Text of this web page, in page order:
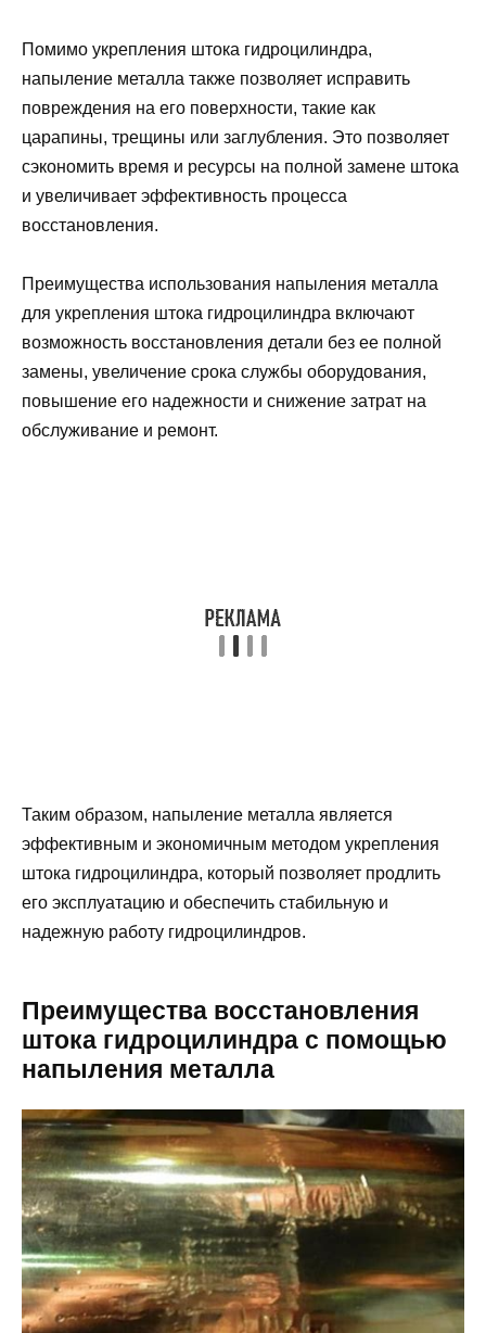
Помимо укрепления штока гидроцилиндра,
напыление металла также позволяет исправить
повреждения на его поверхности, такие как
царапины, трещины или заглубления. Это позволяет
сэкономить время и ресурсы на полной замене штока
и увеличивает эффективность процесса
восстановления.
Преимущества использования напыления металла
для укрепления штока гидроцилиндра включают
возможность восстановления детали без ее полной
замены, увеличение срока службы оборудования,
повышение его надежности и снижение затрат на
обслуживание и ремонт.
Таким образом, напыление металла является
эффективным и экономичным методом укрепления
штока гидроцилиндра, который позволяет продлить
его эксплуатацию и обеспечить стабильную и
надежную работу гидроцилиндров.
Преимущества восстановления
штока гидроцилиндра с помощью
напыления металла